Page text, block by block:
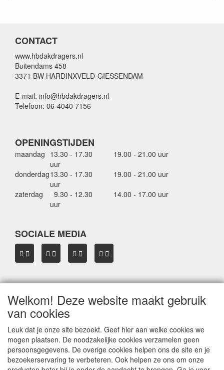
CONTACT
www.hbdakdragers.nl
Buitendams 458
3371 BW HARDINXVELD-GIESSENDAM
E-mail: info@hbdakdragers.nl
Telefoon: 06-4040 7156
OPENINGSTIJDEN
maandag 13.30 - 17.30
uur
19.00 - 21.00 uur
donderdag13.30 - 17.30
uur
19.00 - 21.00 uur
zaterdag
9.30 - 12.30
uur
14.00 - 17.00 uur
SOCIALE MEDIA
OVER HBDAKDRAGERS.NL
Dakkoffer verhuur Hardinxveld-Giessendam
Verkoop dakkoffers en skiboxen
Onze merken
Herroepingslink aanvragen
Welkom! Deze website maakt gebruik
van cookies
Leuk dat je onze site bezoekt. Geef hier aan welke cookies we
mogen plaatsen. De noodzakelijke cookies verzamelen geen
persoonsgegevens. De overige cookies helpen ons de site en je
bezoekerservaring te verbeteren. Ook helpen ze ons om onze